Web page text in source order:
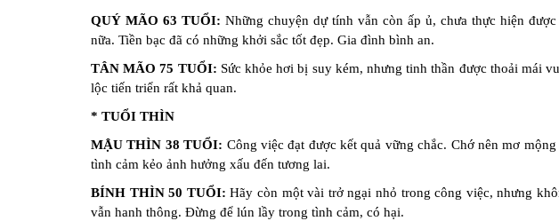
QUÝ MÃO 63 TUỔI:Những chuyện dự tính vẫn còn ấp ủ, chưa thực hiện
nữa. Tiền bạc đã có những khởi sắc tốt đẹp. Gia đình bình an.
TÂN MÃO 75 TUỔI: Sức khỏe hơi bị suy kém, nhưng tinh thần được thoải mái
lộc tiến triển rất khả quan.
* TUỔI THÌN
MẬU THÌN 38 TUỔI: Công việc đạt được kết quả vững chắc. Chớ nên mơ
tình cảm kẻo ảnh hưởng xấu đến tương lai.
BÍNH THÌN 50 TUỔI:Hãy còn một vài trở ngại nhỏ trong công việc, nhưng
vẫn hanh thông. Đừng để lún lầy trong tình cảm, có hại.